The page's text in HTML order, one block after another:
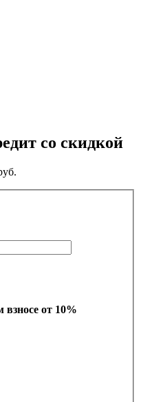
со скидкой
взносе от 10%